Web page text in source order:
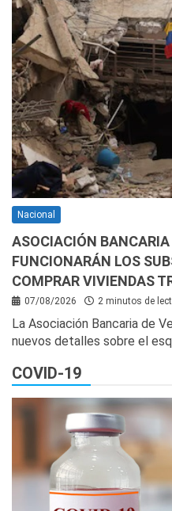
Nacional
ASOCIACIÓN
FUNCIONARÁN LOS
COMPRAR VIVIENDAS
07/08/2026 2 minutos de
La Asociación Bancaria de
nuevos detalles sobre el
COVID-19